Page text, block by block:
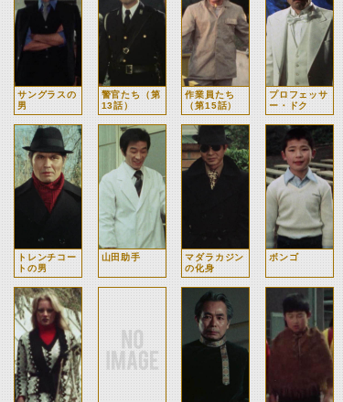
サングラスの
男
警官たち（第
13話）
作業員たち
（第15話）
プロフェッサ
ー・ドク
トレンチコー
トの男
山田助手
マダラカジン
の化身
ボンゴ